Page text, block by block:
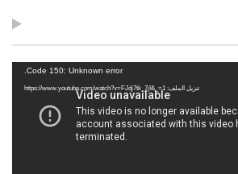
Code 150: Unknown error.
تنزيل الملف: https://www.youtube.com/watch?v=FJdj7tk_7jI&_=1